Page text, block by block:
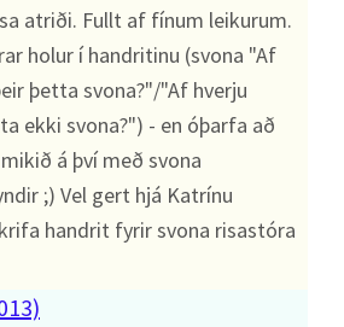
atriði. Fullt af fínum leikurum.
holur í handritinu (svona "Af
þetta svona?"/"Af hverju
ekki svona?") - en óþarfa að
á því með svona
;) Vel gert hjá Katrínu
handrit fyrir svona risastóra